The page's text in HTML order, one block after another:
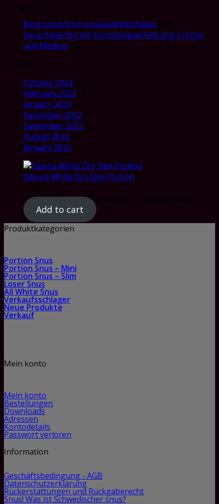
Blog posts from snuskaufenschweiz
Snus-Experten mit Forschungserfahrung in Snus
und Medizin
October 2023
February 2023
January 2023
November 2022
September 2022
August 2022
January 2022
Siberia White Dry Slim Portion
Rated5.00out of 5 based on
Add to cart
Produktkategorien
Portion Snus
Portion Snus – Mini
Portion Snus – Slim
Loser Snus
All White Snus
Verkaufsschlager
Neue Produkte
Verkauf
Mein konto
Mein konto
Bestellungen
Downloads
Adressen
Kontodetails
Passwort verloren
Information
Geschäftsbedingung - AGB
Datenschutzerklärung
Rückerstattungen und Rückgaberecht
Snus! Was ist Schwedischer snus?